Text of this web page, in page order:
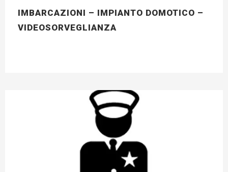
IMBARCAZIONI – IMPIANTO DOMOTICO –
VIDEOSORVEGLIANZA